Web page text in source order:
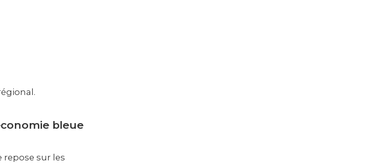
bleue
sur les